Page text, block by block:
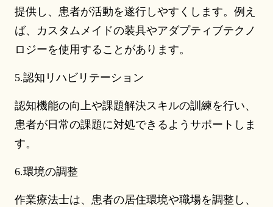
提供し、患者が活動を遂行しやすくします。例え
ば、カスタムメイドの装具やアダプティブテクノ
ロジーを使用することがあります。
5.認知リハビリテーション
認知機能の向上や課題解決スキルの訓練を行い、
患者が日常の課題に対処できるようサポートしま
す。
6.環境の調整
作業療法士は、患者の居住環境や職場を調整し、